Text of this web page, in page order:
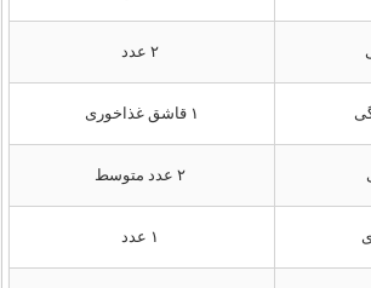
۱ قاشق غذاخوری